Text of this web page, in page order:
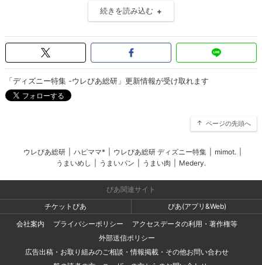
続きを読み込む
「ディズニー特集 -ウレぴあ総研」更新情報が受け取れます
ページの先頭へ
ウレぴあ総研 ハピママ* ウレぴあ総研 ディズニー特集 mimot.
うまいめし
うまいパン うまい肉 Medery.
ぴあ関連サイト
チケットぴあ
ぴあ(アプリ&Web)
会社案内
プライバシーポリシー
アクセスデータの利用・著作権等
外部送信ポリシー
広告出稿・お取り組みのご相談・情報掲載・その他お問い合わせ